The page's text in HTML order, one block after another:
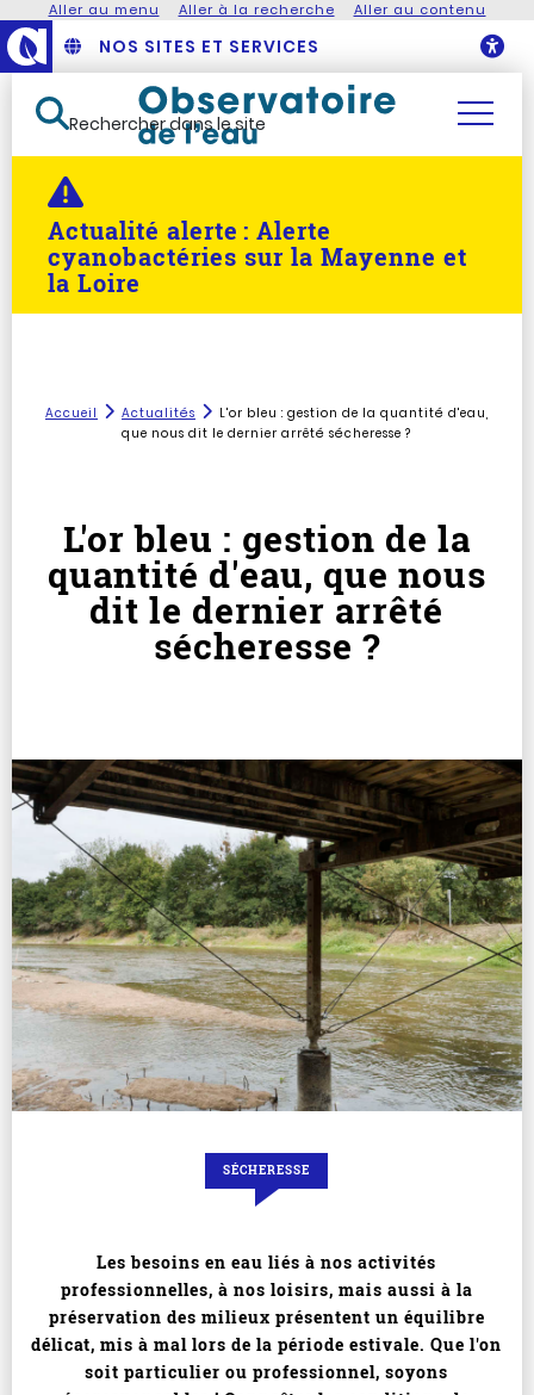
Aller au menu Aller à la recherche Aller au contenu
NOS SITES ET SERVICES
Rechercher dans le site
Actualité alerte : Alerte
cyanobactéries sur la Mayenne et
la Loire
Accueil Actualités
L'or bleu : gestion de la quantité d'eau,
que nous dit le dernier arrêté sécheresse ?
L'or bleu : gestion de la
quantité d'eau, que nous
dit le dernier arrêté
sécheresse ?
SÉCHERESSE
Les besoins en eau liés à nos activités
professionnelles, à nos loisirs, mais aussi à la
préservation des milieux présentent un équilibre
délicat, mis à mal lors de la période estivale. Que l'on
soit particulier ou professionnel, soyons